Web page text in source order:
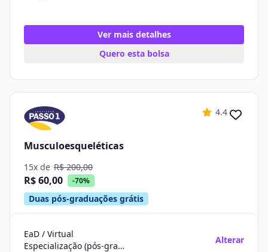
Ver mais detalhes
Quero esta bolsa
4.4
Musculoesqueléticas
15x de R$ 200,00
R$ 60,00 -70%
Duas pós-graduações grátis
EaD / Virtual
Especialização (pós-graduação)
Alterar